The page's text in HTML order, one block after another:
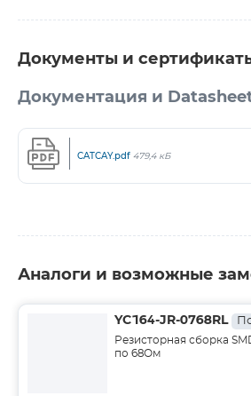
Документы и
Документация и
CATCAY.pdf 479,4 кБ
Аналоги и возможные
YC164-JR-0768RL
Резисторная сборка
по 68Ом